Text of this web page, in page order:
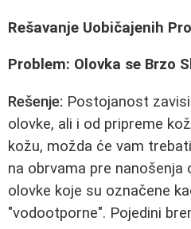
Rešavanje Uobičajenih
Problem: Olovka se Brzo
Rešenje: Postojanost
olovke, ali i od pripreme
kožu, možda će vam
na obrvama pre
olovke koje su označene
"vodootporne". Pojedini